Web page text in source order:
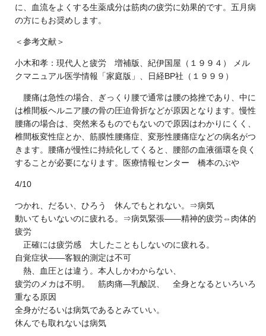
に、血流をよくする生薬成分は筋肉の疲労に効果的です。五月病
の方にもお奨めします。
＜参考文献＞
小木和孝：現代人と疲労 増補版、紀伊国屋（１９９４） メル
クマニュアル医学情報「家庭版」、日経BP社（１９９９）
腰痛は急性の場合、ぎっくり腰で通常は腰の捻挫であり、中に
は椎間板ヘルニア腰の骨の圧迫骨折などが原因となります。慢性
腰痛の場合は、突然来るものでもないので原因はわかりにくく、
椎間板変性症とか、筋膜性腰痛症、変形性腰痛症などの病名がつ
きます。腰痛が慢性に持続化してくると、腰部の血液循環を良く
することが必要になります。医療情報センター 橋本のぶや
4/10
つかれ、だるい、ひろう 休んでもとれない。⇒病気
動いてもいないのに疲れる。⇒病気緊張――精神的疲労⇔肉体的
疲労
正確には疲労感 大したこともしないのに疲れる。
自覚症状――客観的測定は不可
熱、血圧とは違う。本人しかわからない、
疲労のメカは不明。 筋肉痛―乳酸説、 全身となるといろいろ
重なる原因
全身がだるいは病気であるとみていい。
休んでも取れないは病気